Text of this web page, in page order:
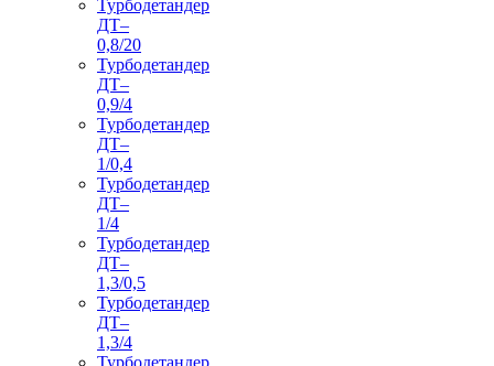
Турбодетандер
ДТ–
0,8/20
Турбодетандер
ДТ–
0,9/4
Турбодетандер
ДТ–
1/0,4
Турбодетандер
ДТ–
1/4
Турбодетандер
ДТ–
1,3/0,5
Турбодетандер
ДТ–
1,3/4